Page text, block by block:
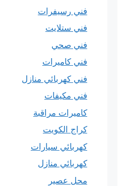
فني رسيفرات
فني ستلايت
فني صحي
فني كاميرات
فني كهربائي منازل
فني مكيفات
كاميرات مراقبة
كراج الكويت
كهربائي سيارات
كهربائي منازل
محل عصير